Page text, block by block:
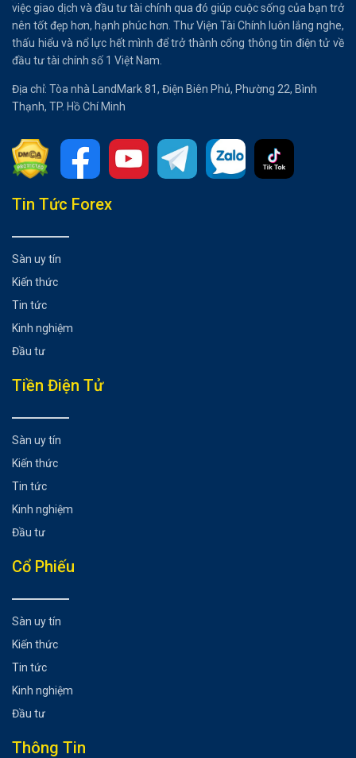
việc giao dịch và đầu tư tài chính qua đó giúp cuộc sống của bạn trở
nên tốt đẹp hơn, hạnh phúc hơn. Thư Viện Tài Chính luôn lắng nghe,
thấu hiểu và nổ lực hết mình để trở thành cổng thông tin điện tử về
đầu tư tài chính số 1 Việt Nam.
Địa chỉ: Tòa nhà LandMark 81, Điện Biên Phủ, Phường 22, Bình
Thạnh, TP. Hồ Chí Minh
Tổng hợp bài viết
Tin Tức Forex
Sàn uy tín
Kiến thức
Tin tức
Kinh nghiệm
Đầu tư
Tiền Điện Tử
Sàn uy tín
Kiến thức
Tin tức
Kinh nghiệm
Đầu tư
Cổ Phiếu
Sàn uy tín
Kiến thức
Tin tức
Kinh nghiệm
Đầu tư
Thông Tin